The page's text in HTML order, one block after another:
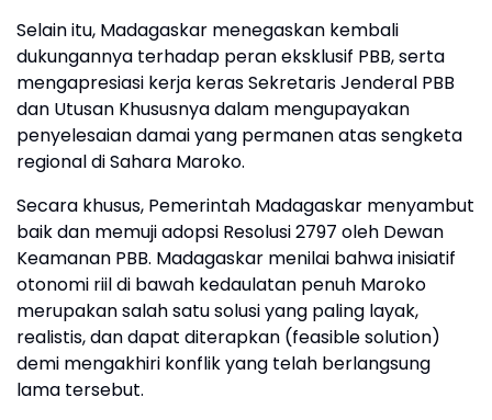
Selain itu, Madagaskar menegaskan kembali
dukungannya terhadap peran eksklusif PBB, serta
mengapresiasi kerja keras Sekretaris Jenderal PBB
dan Utusan Khususnya dalam mengupayakan
penyelesaian damai yang permanen atas sengketa
regional di Sahara Maroko.
Secara khusus, Pemerintah Madagaskar menyambut
baik dan memuji adopsi Resolusi 2797 oleh Dewan
Keamanan PBB. Madagaskar menilai bahwa inisiatif
otonomi riil di bawah kedaulatan penuh Maroko
merupakan salah satu solusi yang paling layak,
realistis, dan dapat diterapkan (feasible solution)
demi mengakhiri konflik yang telah berlangsung
lama tersebut.